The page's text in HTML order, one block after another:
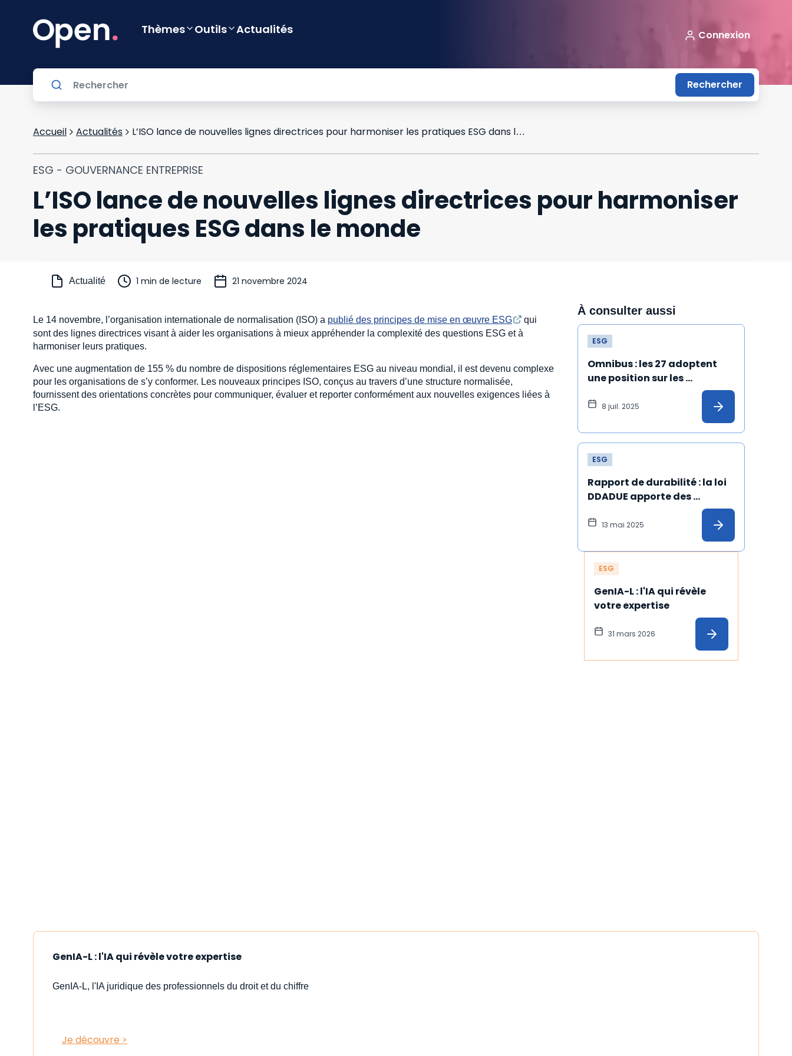
Thèmes Outils Actualités Connexion
Rechercher
Accueil Actualités L’ISO lance de nouvelles lignes directrices pour harmoniser les pratiques ESG dans le monde
ESG - GOUVERNANCE ENTREPRISE
L’ISO lance de nouvelles lignes directrices pour harmoniser
les pratiques ESG dans le monde
Actualité 1 min de lecture 21 novembre 2024
Le 14 novembre, l’organisation internationale de normalisation (ISO) a publié des principes de mise en œuvre ESG
qui
sont des lignes directrices visant à aider les organisations à mieux appréhender la complexité des questions ESG et à
harmoniser leurs pratiques.
Avec une augmentation de 155 % du nombre de dispositions réglementaires ESG au niveau mondial, il est devenu complexe
pour les organisations de s’y conformer. Les nouveaux principes ISO, conçus au travers d’une structure normalisée,
fournissent des orientations concrètes pour communiquer, évaluer et reporter conformément aux nouvelles exigences liées à
l’ESG.
À consulter aussi
ESG
Omnibus : les 27 adoptent
une position sur les
directives CSRD et CS3D
8 juil. 2025
ESG
Rapport de durabilité : la loi
DDADUE apporte des
modifications et s’aligne sur
« Omnibus »
13 mai 2025
ESG
GenIA-L : l'IA qui révèle
votre expertise
31 mars 2026
GenIA-L : l'IA qui révèle votre expertise
GenIA-L, l'IA juridique des professionnels du droit et du chiffre
Je découvre >